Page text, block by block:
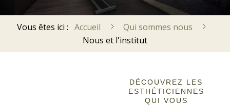
Vous êtes ici : Accueil
Qui sommes nous
Nous et l'institut
DÉCOUVREZ LES
ESTHÉTICIENNES
QUI VOUS